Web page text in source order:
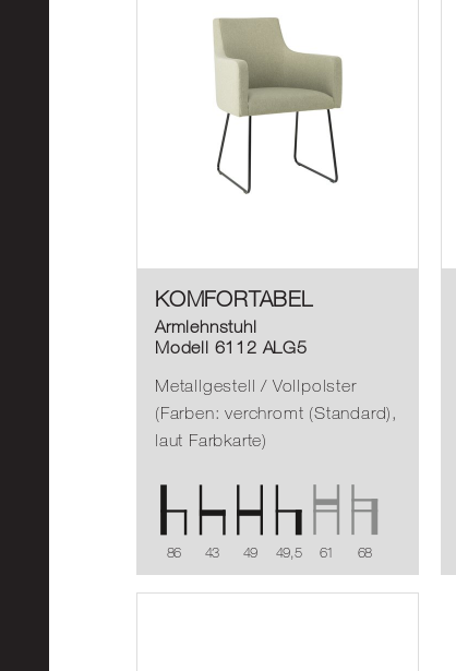
KOMFORTABEL
Armlehnstuhl
Modell 6112 ALG5
Metallgestell / Vollpolster
(Farben: verchromt (Standard),
laut Farbkarte)
86 43 49 49,5 61 68